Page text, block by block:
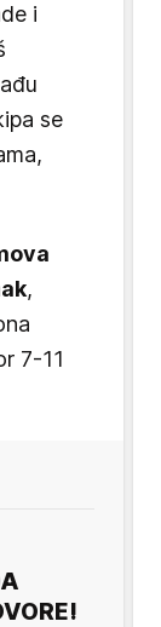
i
se
,
7-11